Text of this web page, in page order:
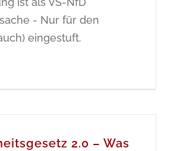
- Nur für den
eingestuft.
2.0 – Was